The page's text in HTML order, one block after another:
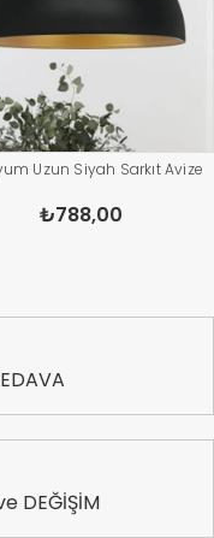
Uzun Siyah Sarkıt Avize
₺788,00
DEĞİŞİM